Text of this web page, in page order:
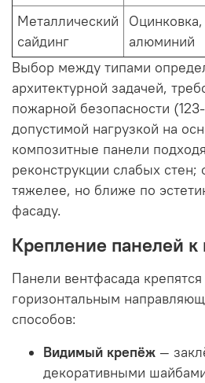
Металлический
сайдинг
Оцинковка,
алюминий
Выбор между типами
архитектурной задачей,
пожарной безопасности
допустимой нагрузкой на
композитные панели
реконструкции слабых
тяжелее, но ближе по
фасаду.
Крепление панелей к
Панели вентфасада
горизонтальным
способов:
Видимый крепёж —
декоративными